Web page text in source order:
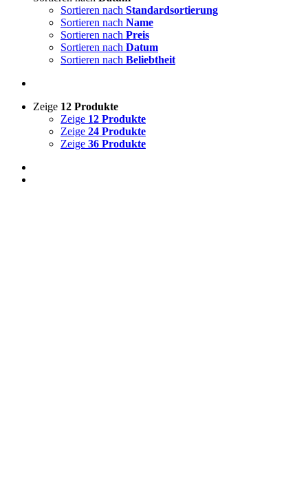
Sortieren nach Standardsortierung
Sortieren nach Name
Sortieren nach Preis
Sortieren nach Datum
Sortieren nach Beliebtheit
Zeige 12 Produkte
Zeige 12 Produkte
Zeige 24 Produkte
Zeige 36 Produkte